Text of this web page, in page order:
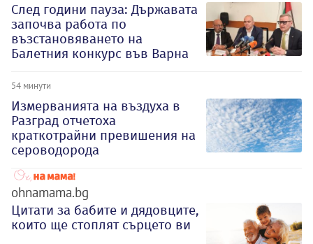
След години пауза: Държавата
започва работа по
възстановяването на
Балетния конкурс във Варна
54 минути
Измерванията на въздуха в
Разград отчетоха
краткотрайни превишения на
сероводорода
ohnamama.bg
Цитати за бабите и дядовците,
които ще стоплят сърцето ви